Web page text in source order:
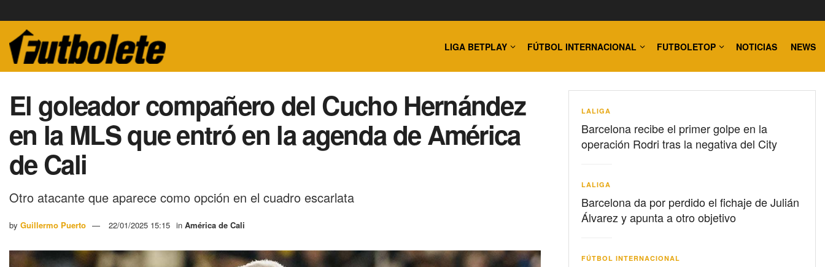
LIGA BETPLAY FÚTBOL INTERNACIONAL FUTBOLETOP NOTICIAS NEWS
El goleador compañero del Cucho Hernández
en la MLS que entró en la agenda de América
de Cali
Otro atacante que aparece como opción en el cuadro escarlata
by Guillermo Puerto 22/01/2025 15:15 in América de Cali
LALIGA
Barcelona recibe el primer golpe en la
operación Rodri tras la negativa del City
LALIGA
Barcelona da por perdido el fichaje de Julián
Álvarez y apunta a otro objetivo
FÚTBOL INTERNACIONAL